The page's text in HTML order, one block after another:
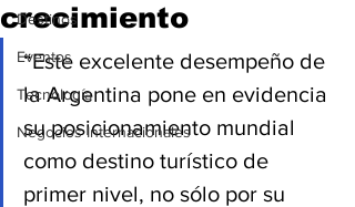
Destinos
Eventos
Tecnología
Negocios Internacionales
crecimiento
“Este excelente desempeño de
la Argentina pone en evidencia
su posicionamiento mundial
como destino turístico de
primer nivel, no sólo por su